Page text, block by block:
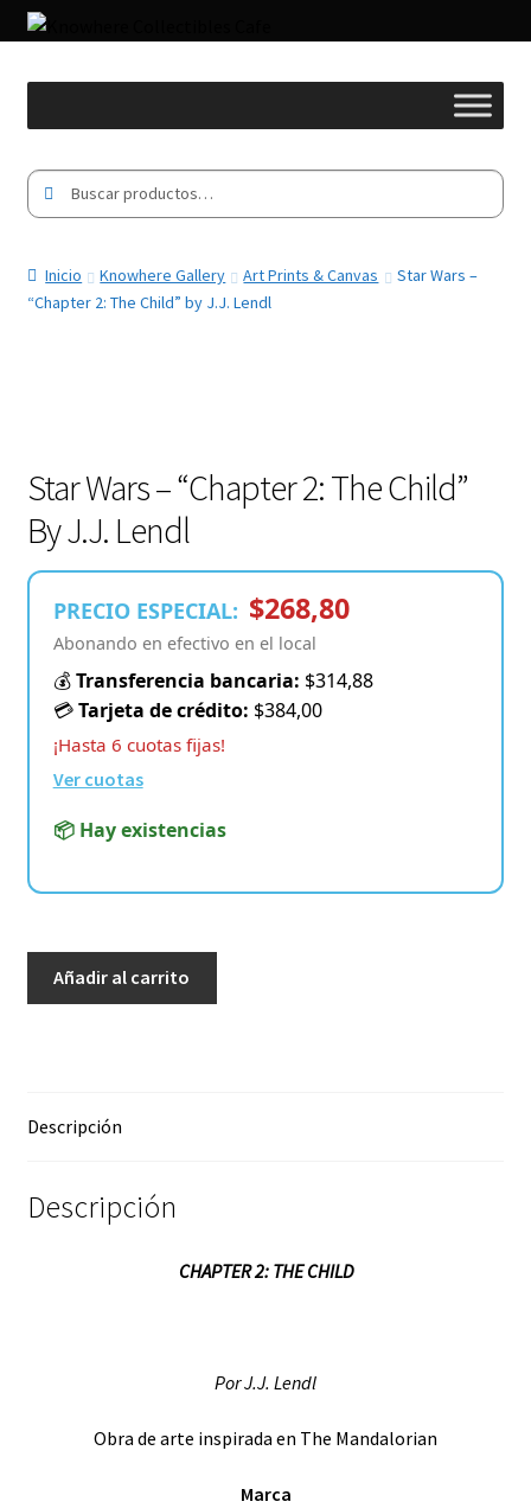
por:
Inicio Knowhere Gallery Art Prints & Canvas
Star Wars –
“Chapter 2: The Child” by J.J. Lendl
Star Wars – “Chapter 2: The Child”
By J.J. Lendl
PRECIO ESPECIAL: $268,80
Abonando en efectivo en el local
💰Transferencia bancaria: $314,88
💳Tarjeta de crédito: $384,00
¡Hasta 6 cuotas fijas!
Ver cuotas
📦 Hay existencias
J.J.
Añadir al carrito
Descripción
Descripción
CHAPTER 2: THE CHILD
Por J.J. Lendl
Obra de arte inspirada en The Mandalorian
Marca